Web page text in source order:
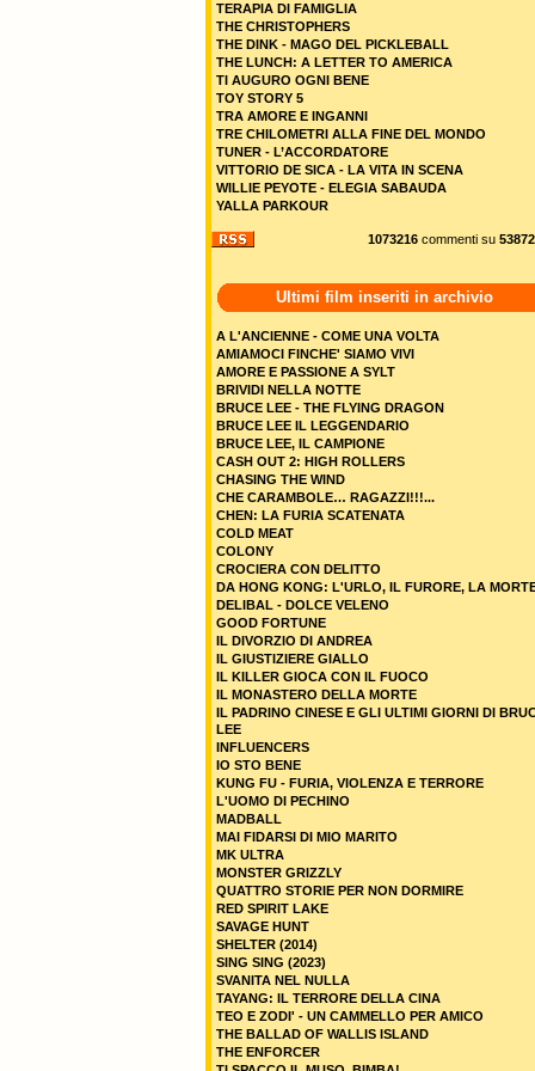
TERAPIA DI FAMIGLIA
THE CHRISTOPHERS
THE DINK - MAGO DEL PICKLEBALL
THE LUNCH: A LETTER TO AMERICA
TI AUGURO OGNI BENE
TOY STORY 5
TRA AMORE E INGANNI
TRE CHILOMETRI ALLA FINE DEL MONDO
TUNER - L’ACCORDATORE
VITTORIO DE SICA - LA VITA IN SCENA
WILLIE PEYOTE - ELEGIA SABAUDA
YALLA PARKOUR
1073216 commenti su 53872
Ultimi film inseriti in archivio
A L'ANCIENNE - COME UNA VOLTA
AMIAMOCI FINCHE' SIAMO VIVI
AMORE E PASSIONE A SYLT
BRIVIDI NELLA NOTTE
BRUCE LEE - THE FLYING DRAGON
BRUCE LEE IL LEGGENDARIO
BRUCE LEE, IL CAMPIONE
CASH OUT 2: HIGH ROLLERS
CHASING THE WIND
CHE CARAMBOLE… RAGAZZI!!!...
CHEN: LA FURIA SCATENATA
COLD MEAT
COLONY
CROCIERA CON DELITTO
DA HONG KONG: L'URLO, IL FURORE, LA
DELIBAL - DOLCE VELENO
GOOD FORTUNE
IL DIVORZIO DI ANDREA
IL GIUSTIZIERE GIALLO
IL KILLER GIOCA CON IL FUOCO
IL MONASTERO DELLA MORTE
IL PADRINO CINESE E GLI ULTIMI GIORNI DI
LEE
INFLUENCERS
IO STO BENE
KUNG FU - FURIA, VIOLENZA E TERRORE
L'UOMO DI PECHINO
MADBALL
MAI FIDARSI DI MIO MARITO
MK ULTRA
MONSTER GRIZZLY
QUATTRO STORIE PER NON DORMIRE
RED SPIRIT LAKE
SAVAGE HUNT
SHELTER (2014)
SING SING (2023)
SVANITA NEL NULLA
TAYANG: IL TERRORE DELLA CINA
TEO E ZODI' - UN CAMMELLO PER AMICO
THE BALLAD OF WALLIS ISLAND
THE ENFORCER